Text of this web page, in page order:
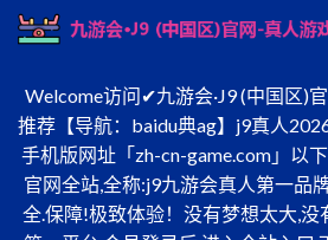
Welcome访问✔九游会·J9 (中国区)
推荐【导航：baidu典ag】j9真人
手机版网址「zh-cn-game.com」以
官网全站,全称:j9九游会真人第一品
全.保障!极致体验！没有梦想太大,没